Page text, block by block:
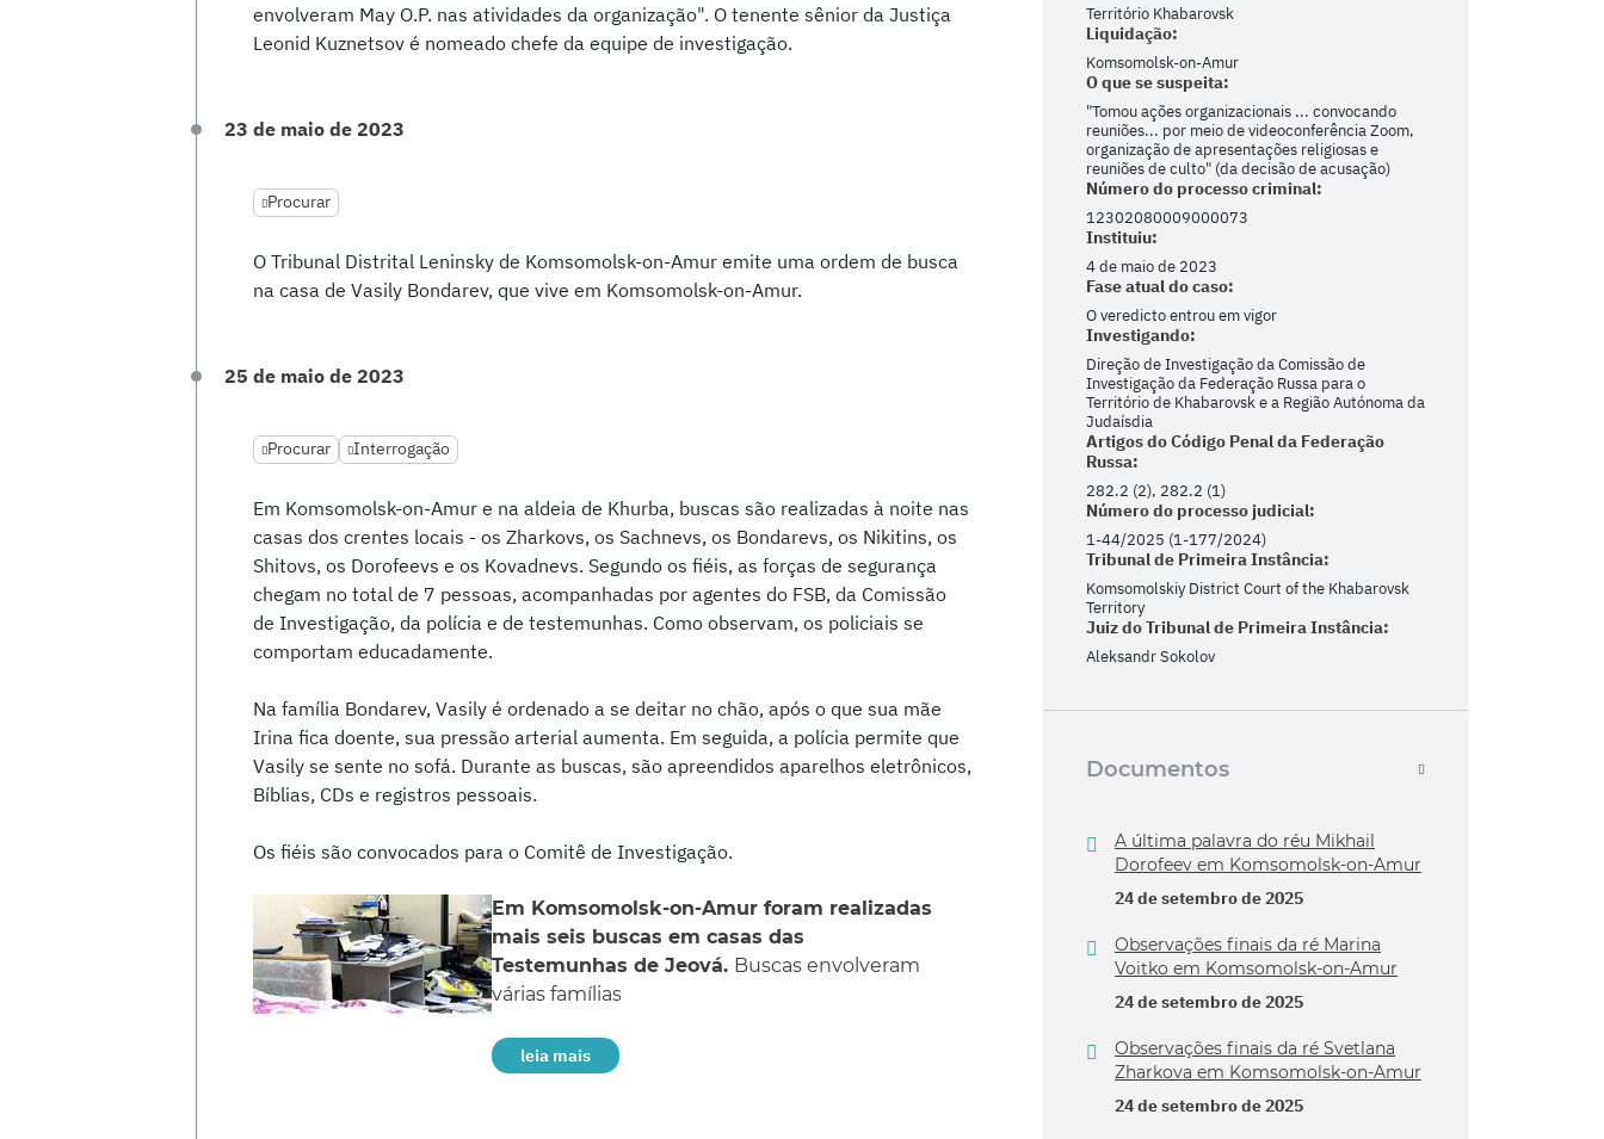
envolveram May O.P. nas atividades da organização". O tenente sênior da Justiça
Leonid Kuznetsov é nomeado chefe da equipe de investigação.
23 de maio de 2023
Procurar
O Tribunal Distrital Leninsky de Komsomolsk-on-Amur emite uma ordem de busca
na casa de Vasily Bondarev, que vive em Komsomolsk-on-Amur.
25 de maio de 2023
Procurar Interrogação
Em Komsomolsk-on-Amur e na aldeia de Khurba, buscas são realizadas à noite nas
casas dos crentes locais - os Zharkovs, os Sachnevs, os Bondarevs, os Nikitins, os
Shitovs, os Dorofeevs e os Kovadnevs. Segundo os fiéis, as forças de segurança
chegam no total de 7 pessoas, acompanhadas por agentes do FSB, da Comissão
de Investigação, da polícia e de testemunhas. Como observam, os policiais se
comportam educadamente.
Na família Bondarev, Vasily é ordenado a se deitar no chão, após o que sua mãe
Irina fica doente, sua pressão arterial aumenta. Em seguida, a polícia permite que
Vasily se sente no sofá. Durante as buscas, são apreendidos aparelhos eletrônicos,
Bíblias, CDs e registros pessoais.
Os fiéis são convocados para o Comitê de Investigação.
Em Komsomolsk-on-Amur foram realizadas
mais seis buscas em casas das
Testemunhas de Jeová. Buscas envolveram
várias famílias
leia mais
Território Khabarovsk
Liquidação:
Komsomolsk-on-Amur
O que se suspeita:
"Tomou ações organizacionais ... convocando
reuniões... por meio de videoconferência Zoom,
organização de apresentações religiosas e
reuniões de culto" (da decisão de acusação)
Número do processo criminal:
12302080009000073
Instituiu:
4 de maio de 2023
Fase atual do caso:
O veredicto entrou em vigor
Investigando:
Direção de Investigação da Comissão de
Investigação da Federação Russa para o
Território de Khabarovsk e a Região Autónoma da
Judaísdia
Artigos do Código Penal da Federação
Russa:
282.2 (2), 282.2 (1)
Número do processo judicial:
1-44/2025 (1-177/2024)
Tribunal de Primeira Instância:
Komsomolskiy District Court of the Khabarovsk
Territory
Juiz do Tribunal de Primeira Instância:
Aleksandr Sokolov
Documentos
A última palavra do réu Mikhail
Dorofeev em Komsomolsk-on-Amur
24 de setembro de 2025
Observações finais da ré Marina
Voitko em Komsomolsk-on-Amur
24 de setembro de 2025
Observações finais da ré Svetlana
Zharkova em Komsomolsk-on-Amur
24 de setembro de 2025